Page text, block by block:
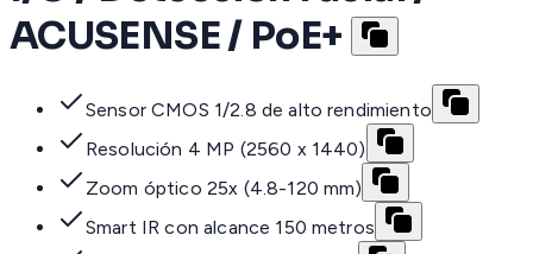
ACUSENSE / PoE+
Sensor CMOS 1/2.8 de alto rendimiento
Resolución 4 MP (2560 x 1440)
Zoom óptico 25x (4.8-120 mm)
Smart IR con alcance 150 metros